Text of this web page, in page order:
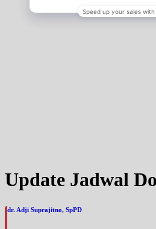
Update Jadwal
dr. Adji Suprajitno, SpPD